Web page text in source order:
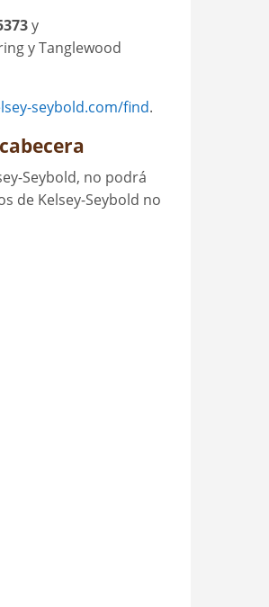
y
y Tanglewood
seybold.com/find.
Seybold, no podrá
de Kelsey-Seybold no